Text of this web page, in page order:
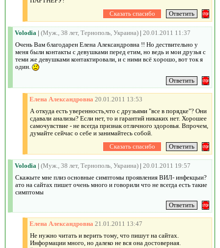
Volodia | (Муж., 38 лет, Тернополь, Украина) | 20.01.2011 11:37
Очень Вам благодарен Елена Александровна !! Но дествительно у
меня были контакты с девушками перед етим, но ведь и мои друзья с
теми же девушками контактировали, и с ними всё хорошо, вот ток я
один.
Елена Александровна 20.01.2011 13:53
А откуда есть уверенность,что с друзьями "все в порядке"? Они
сдавали анализы? Если нет, то и гарантий никаких нет. Хорошее
самочувствие - не всегда признак отличного здоровья. Впрочем,
думайте сейчас о себе и занимайтесь собой.
Volodia | (Муж., 38 лет, Тернополь, Украина) | 20.01.2011 19:57
Скажыте мне плиз основные симптомы проявления ВИЛ- инфекцыи?
ато на сайтах пишет очень много и говорили что не всегда есть такие
симптомы
Елена Александровна 21.01.2011 13:47
Не нужно читать и верить тому, что пишут на сайтах.
Информации много, но далеко не вся она достоверная.